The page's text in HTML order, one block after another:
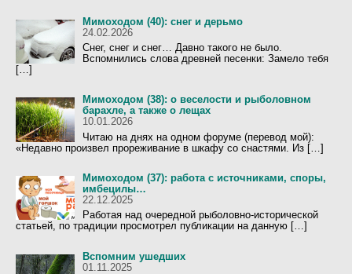
Мимоходом (40): снег и дерьмо
24.02.2026
Снег, снег и снег… Давно такого не было.
Вспомнились слова древней песенки: Замело тебя
[…]
Мимоходом (38): о веселости и рыболовном
барахле, а также о лещах
10.01.2026
Читаю на днях на одном форуме (перевод мой):
«Недавно произвел прореживание в шкафу со снастями. Из […]
Мимоходом (37): работа с источниками, споры,
имбецилы…
22.12.2025
Работая над очередной рыболовно-исторической
статьей, по традиции просмотрел публикации на данную […]
Вспомним ушедших
01.11.2025